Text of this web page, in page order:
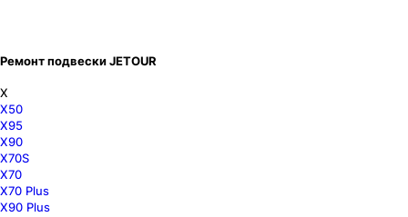
Ремонт подвески JETOUR
X
X50
X95
X90
X70S
X70
X70 Plus
X90 Plus